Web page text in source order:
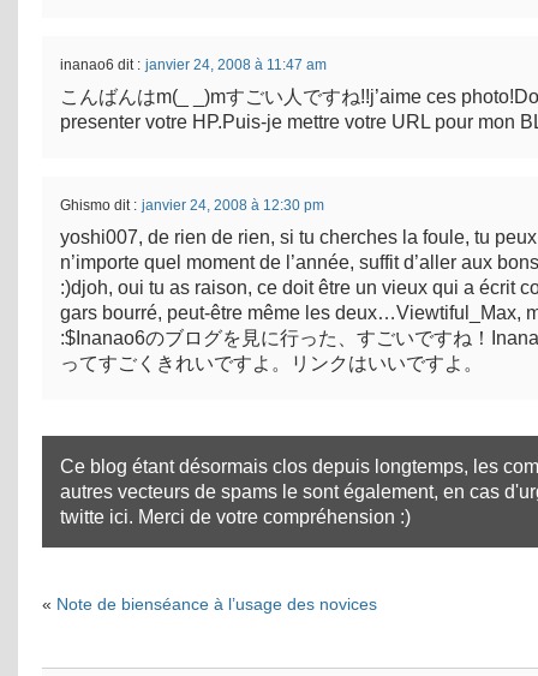
inanao6 dit : janvier 24, 2008 à 11:47 am
こんばんはm(_ _)mすごい人ですね!!j’aime ces
presenter votre HP.Puis-je mettre votre URL pour mon
Ghismo dit : janvier 24, 2008 à 12:30 pm
yoshi007, de rien de rien, si tu cherches la foule, tu
n’importe quel moment de l’année, suffit d’aller aux
:)djoh, oui tu as raison, ce doit être un vieux qui a écrit
gars bourré, peut-être même les deux…Viewtiful_Max,
:$Inanao6のブログを見に行った、すごいですね！
ってすごくきれいですよ。リンクはいいですよ。
Ce blog étant désormais clos depuis longtemps, les
autres vecteurs de spams le sont également, en cas
twitte ici. Merci de votre compréhension :)
« Note de bienséance à l’usage des novices